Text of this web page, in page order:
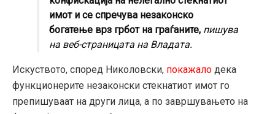
имот и се спречува незаконско
богатење врз грбот на граѓаните, пишува
на веб-страницата на Владата.
Искуството, според Николовски, покажало дека
функционерите незаконски стекнатиот имот го
препишуваат на други лица, а по завршувањето на